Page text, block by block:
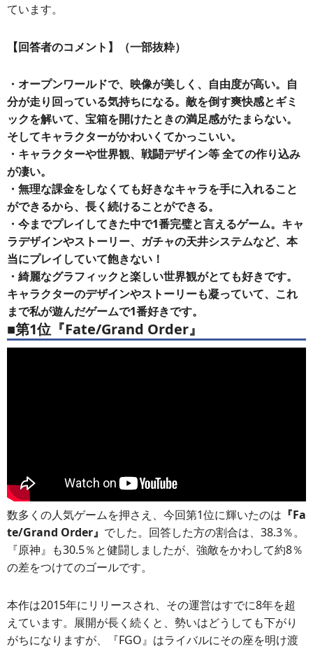
ています。
【回答者のコメント】（一部抜粋）
・オープンワールドで、映像が美しく、自由度が高い。自
分が走り回っている気持ちになる。敵を倒す爽快感とギミ
ックを解いて、宝箱を開けたときの満足感がたまらない。
そしてキャラクターがかわいくてかっこいい。
・キャラクターや世界観、戦闘デザイン等 全ての作り込み
が凄い。
・無理な課金をしなくても好きなキャラを手に入れること
ができるから、長く続けることができる。
・今までプレイしてきた中で1番完璧と言えるゲーム。キャ
ラデザインやストーリー、ガチャの天井システムなど、本
当にプレイしていて飽きない！
・綺麗なグラフィックと楽しい世界観がとても好きです。
キャラクターのデザインやストーリーも凝っていて、これ
まで私が遊んだゲームで1番好きです。
■第1位『Fate/Grand Order』
数多くの人気ゲームを押さえ、今回第1位に輝いたのは 『Fa
te/Grand Order』 でした。回答した方の割合は、38.3％。
『原神』も30.5％と健闘しましたが、強敵をかわして約8％
の差をつけてのゴールです。
本作は2015年にリリースされ、その運営はすでに8年を超
えています。展開が長く続くと、勢いはどうしても下がり
がちになりますが、『FGO』はライバルにその座を明け渡